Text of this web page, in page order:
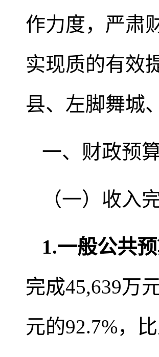
作力度，严肃
实现质的有效
县、左脚舞城
一、财政预
（一）收入
1.一般公共
完成45,639万
元的92.7%，